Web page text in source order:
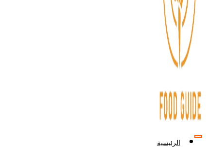
الرئيسية